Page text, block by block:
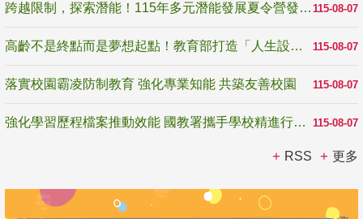
115-08-07
跨越限制，探索潛能！115年多元潛能發展夏令營發掘生命無限可能
115-08-07
高齡不是終點而是夢想起點！教育部打造「人生設計夢工場」 參展第3屆高齡健康產業博覽會
115-08-07
落實校園霸凌防制教育 強化專業知能 共築友善校園
115-08-07
強化學習歷程檔案推動效能 國教署攜手學校精進行政與教學支持
RSS 更多